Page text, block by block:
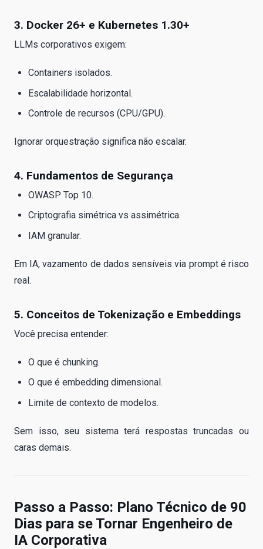
3. Docker 26+ e Kubernetes 1.30+
LLMs corporativos exigem:
Containers isolados.
Escalabilidade horizontal.
Controle de recursos (CPU/GPU).
Ignorar orquestração significa não escalar.
4. Fundamentos de Segurança
OWASP Top 10.
Criptografia simétrica vs assimétrica.
IAM granular.
Em IA, vazamento de dados sensíveis via prompt é risco
real.
5. Conceitos de Tokenização e Embeddings
Você precisa entender:
O que é chunking.
O que é embedding dimensional.
Limite de contexto de modelos.
Sem isso, seu sistema terá respostas truncadas ou
caras demais.
Passo a Passo: Plano Técnico de 90
Dias para se Tornar Engenheiro de
IA Corporativa